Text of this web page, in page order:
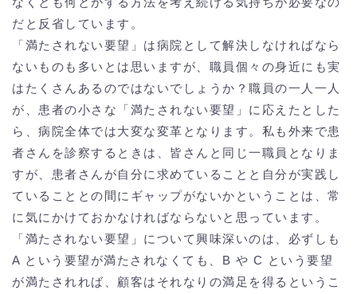
だと反省しています。
「満たされない要望」は病院として解決しなければなら
ないものも多いとは思いますが、職員個々の身近にも実
はたくさんあるのではないでしょうか？職員の一人一人
が、患者の小さな「満たされない要望」に応えたとした
ら、病院全体では大変な変革となります。私も外来で患
者さんを診察するときは、皆さんと同じ一職員となりま
すが、患者さんが自分に求めていることと自分が実践し
ていることとの間にギャップがないかということは、常
に気にかけておかなければならないと思っています。
「満たされない要望」について興味深いのは、必ずしも
A という要望が満たされなくても、B や C という要望
が満たされれば、顧客はそれなりの満足を得るというこ